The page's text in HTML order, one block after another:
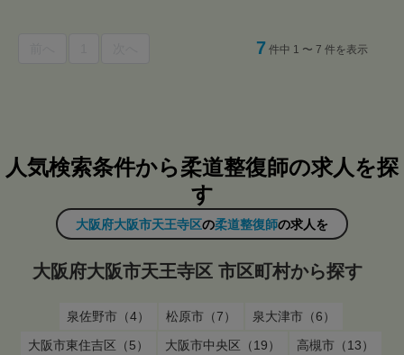
7 件中 1 〜 7 件を表示
人気検索条件から柔道整復師の求人を探
す
大阪府大阪市天王寺区の柔道整復師の求人を
大阪府大阪市天王寺区 市区町村から探す
泉佐野市（4） 松原市（7）
泉大津市（6）
大阪市東住吉区（5）
大阪市中央区（19）
高槻市（13）